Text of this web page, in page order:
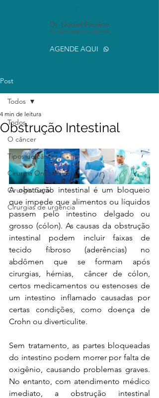
AGENDE AQUI
Post
Todos
O câncer
Tipos de câncer
Cirurgia Oncológica
Cirurgia Geral
Cirurgias de urgência
Todos
Obstrução Intestinal
4 min de leitura
A obstrução intestinal é um bloqueio
que impede que alimentos ou líquidos
passem pelo intestino delgado ou
grosso (cólon). As causas da obstrução
intestinal podem incluir faixas de
tecido fibroso (aderências) no
abdômen que se formam após
cirurgias, hérnias,  câncer de cólon,
certos medicamentos ou estenoses de
um intestino inflamado causadas por
certas condições, como doença de
Crohn ou diverticulite.
Sem tratamento, as partes bloqueadas
do intestino podem morrer por falta de
oxigênio, causando problemas graves.
No entanto, com atendimento médico
imediato, a obstrução intestinal